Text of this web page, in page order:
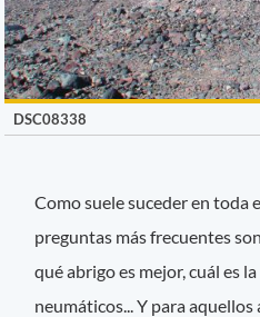
DSC08338
Como suele suceder en toda
preguntas más frecuentes
qué abrigo es mejor, cuál es
neumáticos... Y para